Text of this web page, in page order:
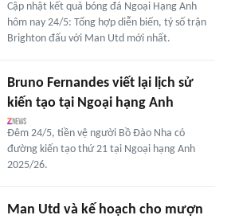
Cập nhật kết quả bóng đá Ngoại Hạng Anh
hôm nay 24/5: Tổng hợp diễn biến, tỷ số trận
Brighton đấu với Man Utd mới nhất.
Bruno Fernandes viết lại lịch sử
kiến tạo tại Ngoại hạng Anh
Đêm 24/5, tiền vệ người Bồ Đào Nha có
đường kiến tạo thứ 21 tại Ngoại hạng Anh
2025/26.
Man Utd và kế hoạch cho mượn